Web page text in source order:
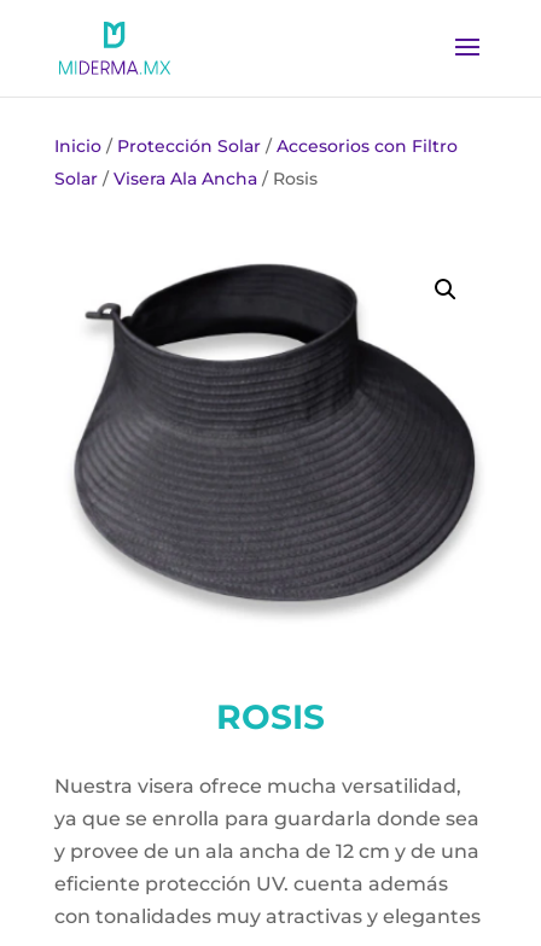
Inicio/ Protección Solar/Accesorios con Filtro
Solar/Visera Ala Ancha/ Rosis
ROSIS
Nuestra visera ofrece mucha versatilidad,
ya que se enrolla para guardarla donde sea
y provee de un ala ancha de 12 cm y de una
eficiente protección UV. cuenta además
con tonalidades muy atractivas y elegantes